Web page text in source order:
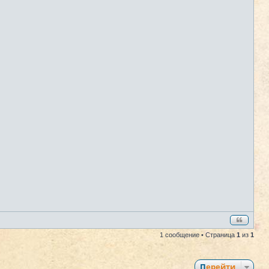
1 сообщение • Страница 1 из 1
Перейти